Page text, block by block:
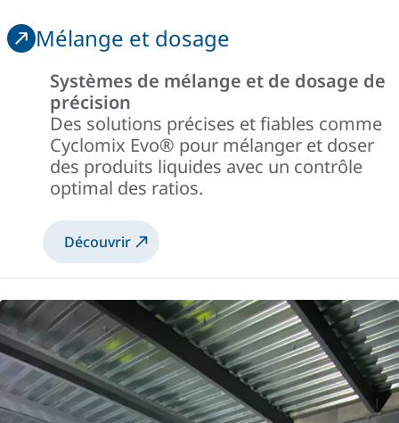
Mélange et dosage
Systèmes de mélange et de dosage de
précision
Des solutions précises et fiables comme
Cyclomix Evo® pour mélanger et doser
des produits liquides avec un contrôle
optimal des ratios.
Découvrir